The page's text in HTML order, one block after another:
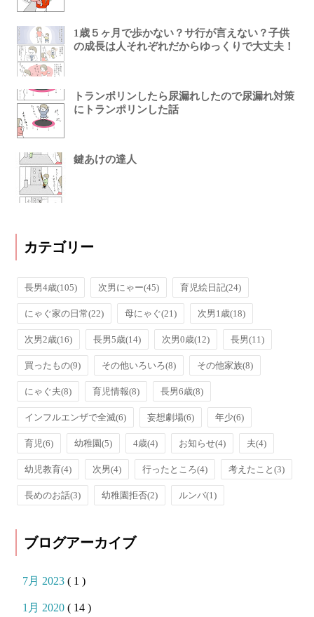
1歳５ヶ月で歩かない？サ行が言えない？子供
の成長は人それぞれだからゆっくりで大丈夫！
トランポリンしたら尿漏れしたので尿漏れ対策
にトランポリンした話
鍵あけの達人
カテゴリー
長男4歳(105) 次男にゃー(45) 育児絵日記(24)
にゃぐ家の日常(22) 母にゃぐ(21) 次男1歳(18)
次男2歳(16) 長男5歳(14) 次男0歳(12) 長男(11)
買ったもの(9) その他いろいろ(8) その他家族(8)
にゃぐ夫(8) 育児情報(8) 長男6歳(8)
インフルエンザで全滅(6) 妄想劇場(6) 年少(6)
育児(6) 幼稚園(5) 4歳(4) お知らせ(4) 夫(4)
幼児教育(4) 次男(4) 行ったところ(4) 考えたこと(3)
長めのお話(3) 幼稚園拒否(2) ルンバ(1)
ブログアーカイブ
7月 2023( 1 )
1月 2020( 14 )